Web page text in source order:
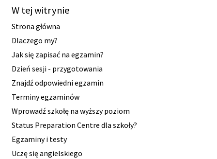
W tej witrynie
Strona główna
Dlaczego my?
Jak się zapisać na egzamin?
Dzień sesji - przygotowania
Znajdź odpowiedni egzamin
Terminy egzaminów
Wprowadź szkołę na wyższy poziom
Status Preparation Centre dla szkoły?
Egzaminy i testy
Uczę się angielskiego